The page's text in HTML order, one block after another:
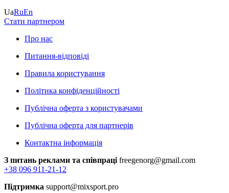
UaRuEn
Стати партнером
Про нас
Питання-відповіді
Правила користування
Політика конфіденційності
Публічна оферта з користувачами
Публічна оферта для партнерів
Контактна інформація
З питань реклами та співпраці freegenorg@gmail.com
+38 096 911-21-12
Підтримка support@mixsport.pro